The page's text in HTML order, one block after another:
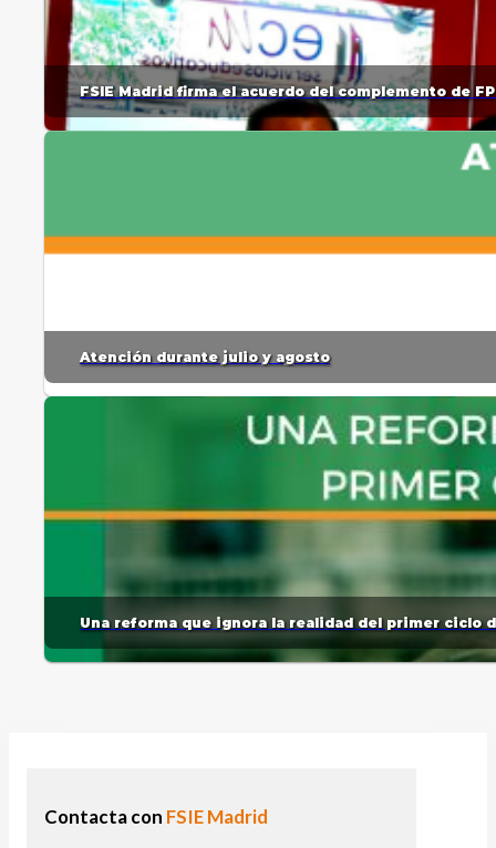
FSIE Madrid firma el acuerdo del complemento de
Atención durante julio y agosto
Una reforma que ignora la realidad del primer ciclo
Contacta con FSIE Madrid